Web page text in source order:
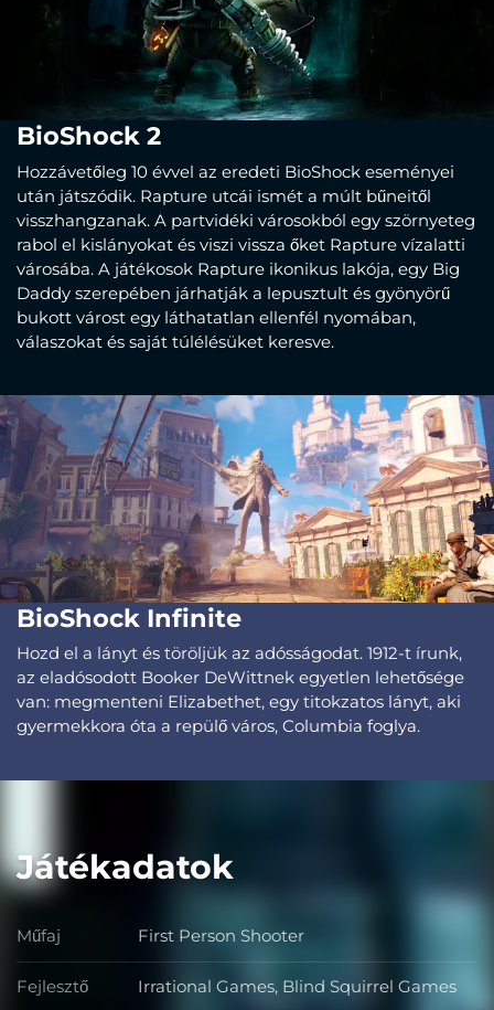
BioShock 2
Hozzávetőleg 10 évvel az eredeti BioShock eseményei
után játszódik. Rapture utcái ismét a múlt bűneitől
visszhangzanak. A partvidéki városokból egy szörnyeteg
rabol el kislányokat és viszi vissza őket Rapture vízalatti
városába. A játékosok Rapture ikonikus lakója, egy Big
Daddy szerepében járhatják a lepusztult és gyönyörű
bukott várost egy láthatatlan ellenfél nyomában,
válaszokat és saját túlélésüket keresve.
BioShock Infinite
Hozd el a lányt és töröljük az adósságodat. 1912-t írunk,
az eladósodott Booker DeWittnek egyetlen lehetősége
van: megmenteni Elizabethet, egy titokzatos lányt, aki
gyermekkora óta a repülő város, Columbia foglya.
Játékadatok
Műfaj Műfaj
First Person Shooter
Fejlesztő Fejlesztő
Irrational Games, Blind Squirrel Games